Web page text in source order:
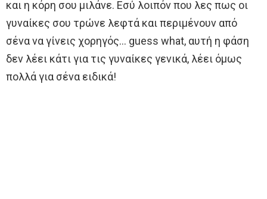
και η κόρη σου μιλάνε. Εσύ λοιπόν που λες πως οι
γυναίκες σου τρώνε λεφτά και περιμένουν από
σένα να γίνεις χορηγός… guess what, αυτή η φάση
δεν λέει κάτι για τις γυναίκες γενικά, λέει όμως
πολλά για σένα ειδικά!